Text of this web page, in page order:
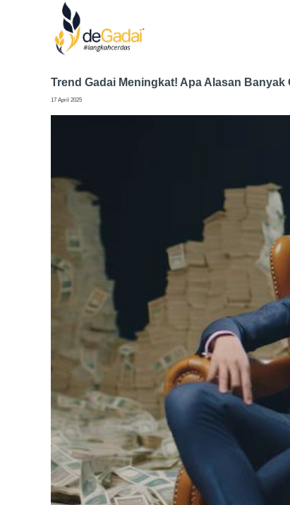
Trend Gadai Meningkat! Apa Alasan Banyak
17 April 2025